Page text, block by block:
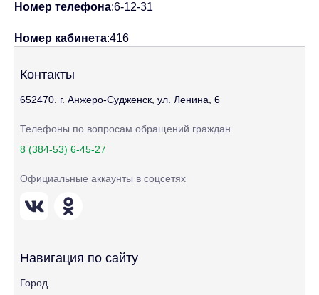
Номер телефона:6-12-31
Номер кабинета:416
Контакты
652470. г. Анжеро-Судженск, ул. Ленина, 6
Телефоны по вопросам обращений граждан
8 (384-53) 6-45-27
Официальные аккаунты в соцсетях
Навигация по сайту
Город